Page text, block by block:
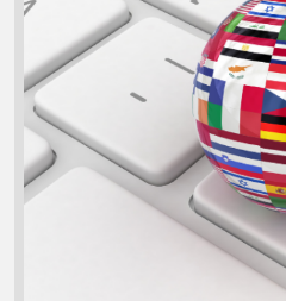
Najlepsza
inwestycja
–
inwestycja
w
siebie